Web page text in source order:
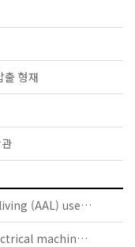
출 형재
IEC TS 63134:2020 - Active assisted living (AAL) use cases
IEC 60034-5:2020 RLV - Rotating electrical machines - Part 5: Degrees of protection provided by the integral design of rotating electrical machines (IP code) - Classification